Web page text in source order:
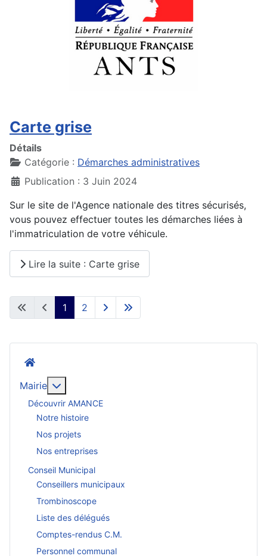
Carte grise
Détails
Catégorie : Démarches administratives
Publication : 3 Juin 2024
Sur le site de l'Agence nationale des titres sécurisés,
vous pouvez effectuer toutes les démarches liées à
l'immatriculation de votre véhicule.
Lire la suite : Carte grise
1 2
Mairie
Découvrir AMANCE
Notre histoire
Nos projets
Nos entreprises
Conseil Municipal
Conseillers municipaux
Trombinoscope
Liste des délégués
Comptes-rendus C.M.
Personnel communal